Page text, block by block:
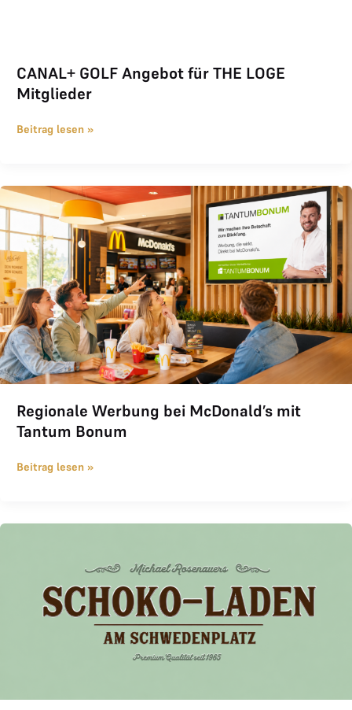
CANAL+ GOLF Angebot für THE LOGE
Mitglieder
Beitrag lesen »
Regionale Werbung bei McDonald’s mit
Tantum Bonum
Regionale Werbung bei McDonald’s mit Tantum Bonum
Beitrag lesen »